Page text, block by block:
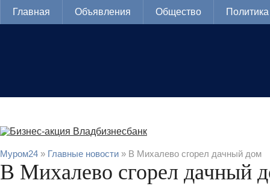
Главная Объявления Общество Политика
Муром24 » Главные новости » В Михалево сгорел дачный дом
В Михалево сгорел дачный